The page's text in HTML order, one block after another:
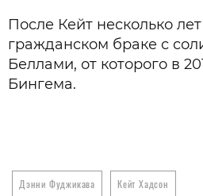
После Кейт несколько
гражданском браке с
Беллами, от которого в
Бингема.
Дэнни Фуджикава Кейт Хадсон